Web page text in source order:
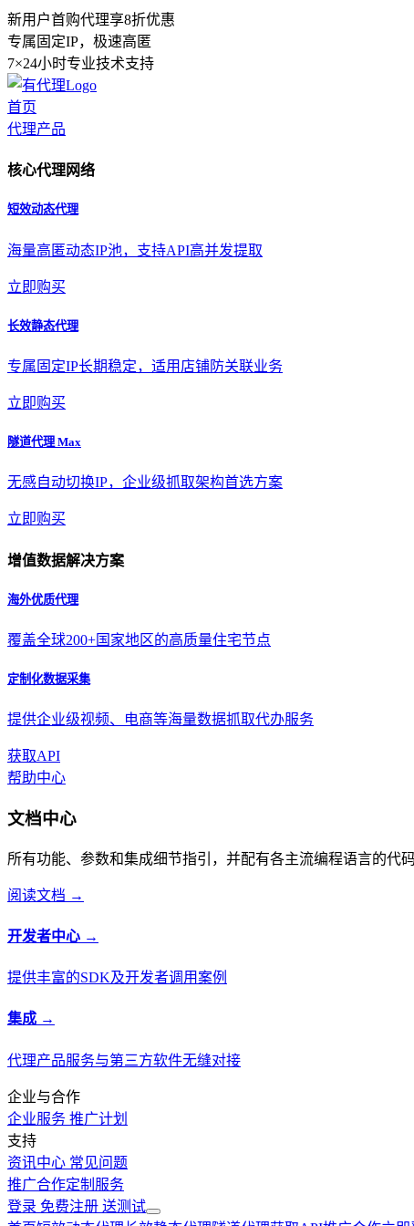
新用户首购代理享8折优惠
专属固定IP，极速高匿
7×24小时专业技术支持
首页
代理产品
核心代理网络
短效动态代理
海量高匿动态IP池，支持API高并发提取
立即购买
长效静态代理
专属固定IP长期稳定，适用店铺防关联业务
立即购买
隧道代理 Max
无感自动切换IP，企业级抓取架构首选方案
立即购买
增值数据解决方案
海外优质代理
覆盖全球200+国家地区的高质量住宅节点
定制化数据采集
提供企业级视频、电商等海量数据抓取代办服务
获取API
帮助中心
文档中心
所有功能、参数和集成细节指引，并配有各主流编程语言的代
阅读文档 →
开发者中心 →
提供丰富的SDK及开发者调用案例
集成 →
代理产品服务与第三方软件无缝对接
企业与合作
企业服务 推广计划
支持
资讯中心 常见问题
推广合作定制服务
登录 免费注册 送测试